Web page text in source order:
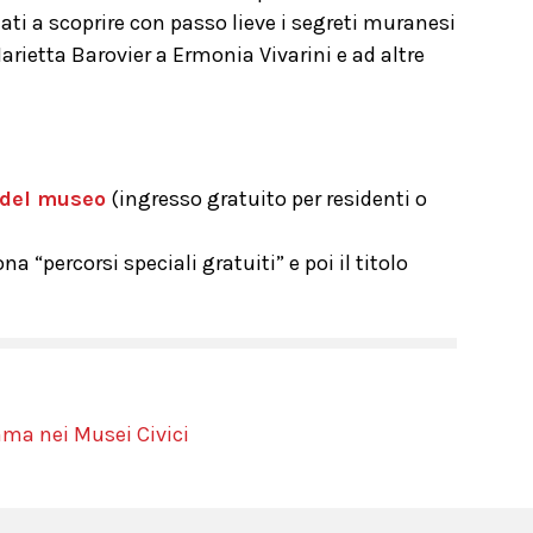
a scoprire con passo lieve i segreti muranesi
Barovier a Ermonia Vivarini e ad altre
museo (ingresso gratuito per residenti o
“percorsi speciali gratuiti” e poi il titolo
nei Musei Civici